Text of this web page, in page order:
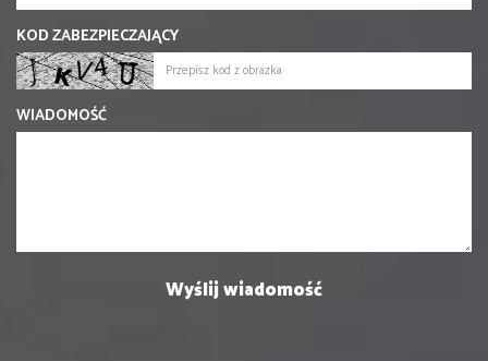
KOD ZABEZPIECZAJĄCY
WIADOMOŚĆ